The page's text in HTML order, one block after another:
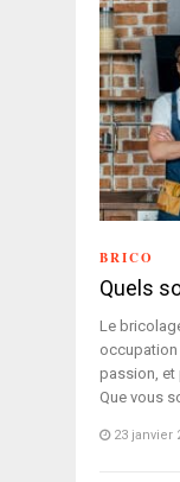
BRICO
Quels
Le
occupation
passion, et
Que vous
23 janvier